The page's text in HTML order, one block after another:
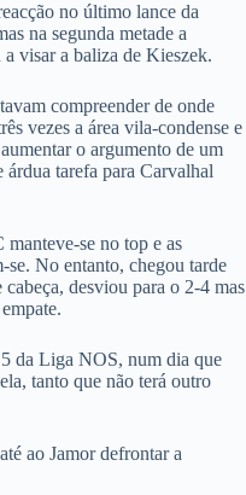
no último lance da
na segunda metade a
visar a baliza de Kieszek.
compreender de onde
vezes a área vila-condense e
o argumento de um
tarefa para Carvalhal
se no top e as
se. No entanto, chegou tarde
desviou para o 2-4 mas
da Liga NOS, num dia que
tanto que não terá outro
ao Jamor defrontar a